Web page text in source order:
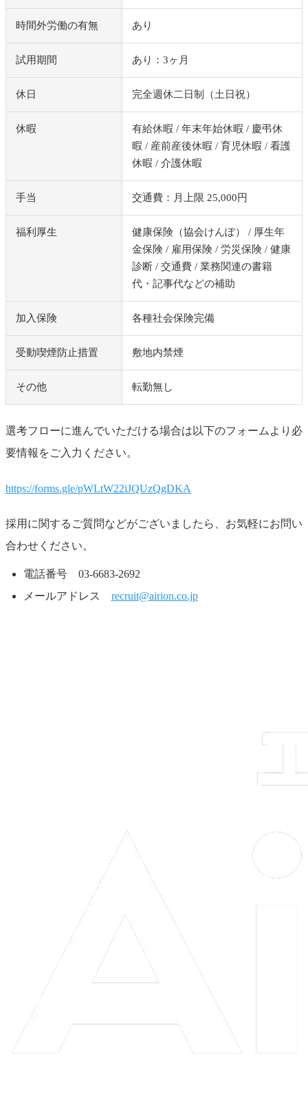
時間外労働の有無 あり
試用期間 あり：3ヶ月
休日 完全週休二日制（土日祝）
休暇
有給休暇 / 年末年始休暇 / 慶弔休
暇 / 産前産後休暇 / 育児休暇 / 看護
休暇 / 介護休暇
手当 交通費：月上限 25,000円
福利厚生
健康保険（協会けんぽ） / 厚生年
金保険 / 雇用保険 / 労災保険 / 健康
診断 / 交通費 / 業務関連の書籍
代・記事代などの補助
加入保険 各種社会保険完備
受動喫煙防止措置 敷地内禁煙
その他 転勤無し
選考フローに進んでいただける場合は以下のフォームより必
要情報をご入力ください。
https://forms.gle/pWLtW22iJQUzQgDKA
採用に関するご質問などがございましたら、お気軽にお問い
合わせください。
電話番号 03-6683-2692
メールアドレス recruit@airion.co.jp